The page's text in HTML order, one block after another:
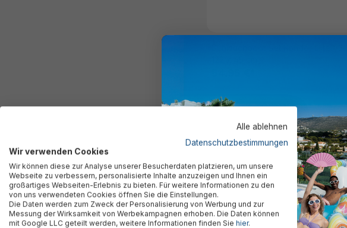
Ausverkauft
Alle ablehnen
Datenschutzbestimmungen
Wir verwenden Cookies
Wir können diese zur Analyse unserer Besucherdaten platzieren, um unsere
Webseite zu verbessern, personalisierte Inhalte anzuzeigen und Ihnen ein
großartiges Webseiten-Erlebnis zu bieten. Für weitere Informationen zu den
von uns verwendeten Cookies öffnen Sie die Einstellungen.
Die Daten werden zum Zweck der Personalisierung von Werbung und zur
Messung der Wirksamkeit von Werbekampagnen erhoben. Die Daten können
mit Google LLC geteilt werden, weitere Informationen finden Sie hier.